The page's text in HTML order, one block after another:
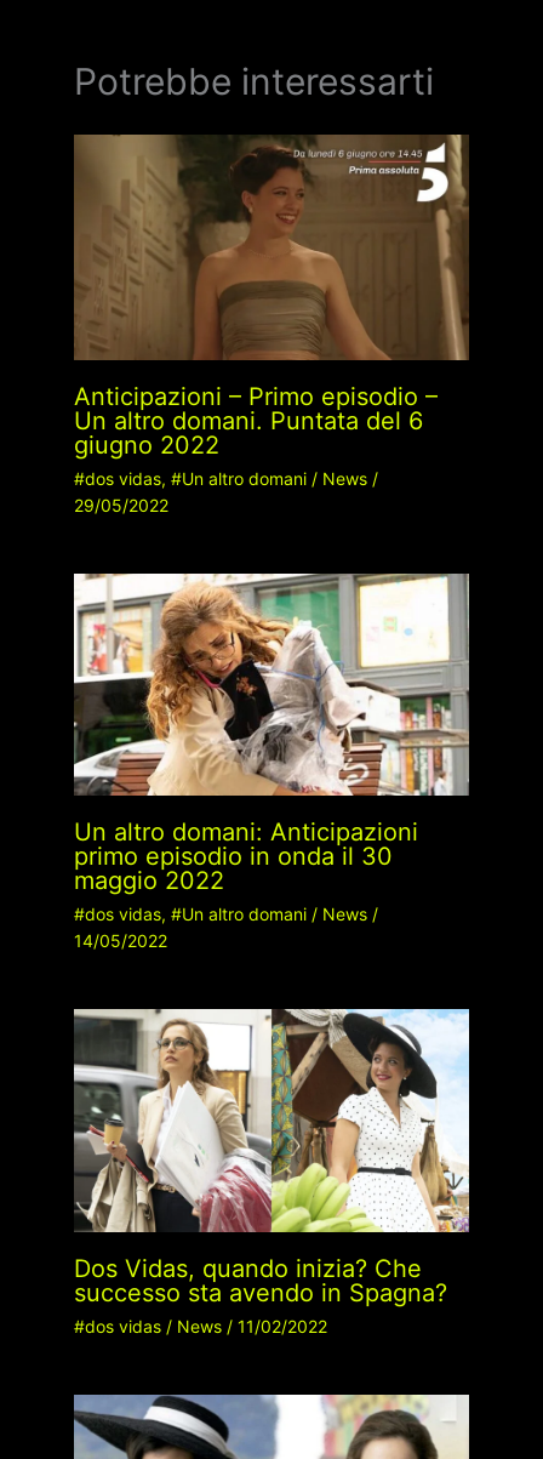
Potrebbe interessarti
Anticipazioni – Primo episodio –
Un altro domani. Puntata del 6
giugno 2022
#dos vidas, #Un altro domani/ News/
29/05/2022
Un altro domani: Anticipazioni
primo episodio in onda il 30
maggio 2022
#dos vidas, #Un altro domani/ News/
14/05/2022
Dos Vidas, quando inizia? Che
successo sta avendo in Spagna?
#dos vidas/ News/ 11/02/2022